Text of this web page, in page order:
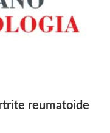
reumatoide